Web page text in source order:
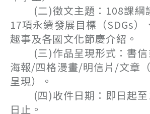
(二)徵文主題：108課綱
17項永續發展目標（SDGs）
趣事及各國文化節慶介紹。
(三)作品呈現形式：書信
海報/四格漫畫/明信片/文章
呈現）。
(四)收件日期：即日起至
日止。